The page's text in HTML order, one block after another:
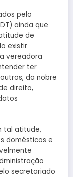
pelo
ainda que
de
existir
vereadora
ter
da nobre
direito,
tal atitude,
domésticos e
secretariado